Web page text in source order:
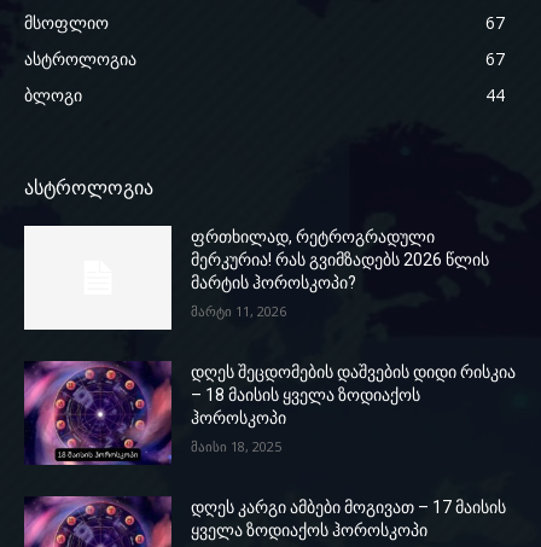
მსოფლიო
67
ასტროლოგია
67
ბლოგი
44
ასტროლოგია
ფრთხილად, რეტროგრადული
მერკურია! რას გვიმზადებს 2026 წლის
მარტის ჰოროსკოპი?
მარტი 11, 2026
დღეს შეცდომების დაშვების დიდი რისკია
– 18 მაისის ყველა ზოდიაქოს
ჰოროსკოპი
მაისი 18, 2025
დღეს კარგი ამბები მოგივათ – 17 მაისის
ყველა ზოდიაქოს ჰოროსკოპი